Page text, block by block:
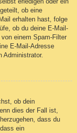
ob eine
erhalten hast, folge
ob du deine E-Mail-
einem Spam-Filter
E-Mail-Adresse
Administrator.
ob dein
dies der Fall ist,
dass du
ein